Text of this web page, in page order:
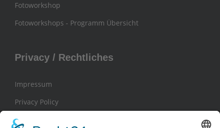
Fotoworkshop
Fotoworkshops - Programm Übersicht
Privacy / Rechtliches
Impressum
Privacy Policy
General Terms and Conditions / AGB